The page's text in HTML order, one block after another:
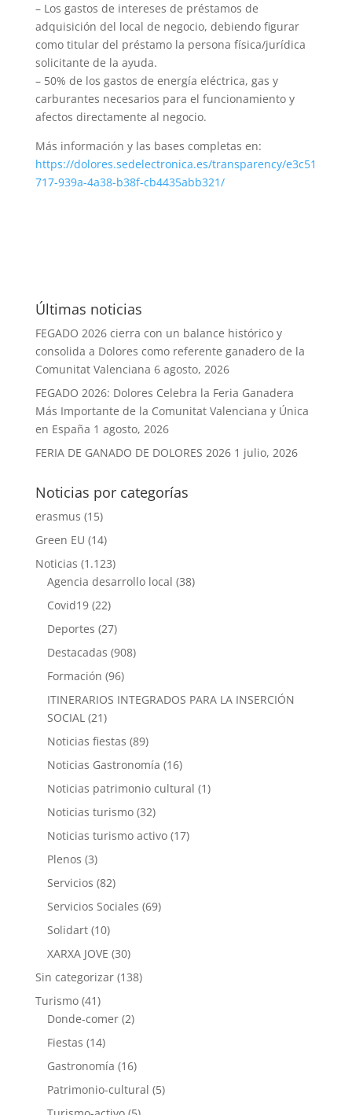
– Los gastos de intereses de préstamos de
adquisición del local de negocio, debiendo figurar
como titular del préstamo la persona física/jurídica
solicitante de la ayuda.
– 50% de los gastos de energía eléctrica, gas y
carburantes necesarios para el funcionamiento y
afectos directamente al negocio.
Más información y las bases completas en:
https://dolores.sedelectronica.es/transparency/e3c51
717-939a-4a38-b38f-cb4435abb321/
Últimas noticias
FEGADO 2026 cierra con un balance histórico y
consolida a Dolores como referente ganadero de la
Comunitat Valenciana 6 agosto, 2026
FEGADO 2026: Dolores Celebra la Feria Ganadera
Más Importante de la Comunitat Valenciana y Única
en España 1 agosto, 2026
FERIA DE GANADO DE DOLORES 2026 1 julio, 2026
Noticias por categorías
erasmus (15)
Green EU (14)
Noticias (1.123)
Agencia desarrollo local (38)
Covid19(22)
Deportes (27)
Destacadas (908)
Formación (96)
ITINERARIOS INTEGRADOS PARA LA INSERCIÓN
SOCIAL(21)
Noticias fiestas (89)
Noticias Gastronomía (16)
Noticias patrimonio cultural (1)
Noticias turismo(32)
Noticias turismo activo(17)
Plenos (3)
Servicios (82)
Servicios Sociales (69)
Solidart(10)
XARXA JOVE (30)
Sin categorizar(138)
Turismo(41)
Donde-comer(2)
Fiestas (14)
Gastronomía (16)
Patrimonio-cultural (5)